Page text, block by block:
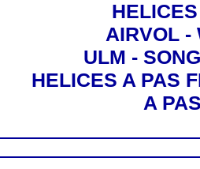
AIRVOL -
ULM -
HELICES A PAS
A